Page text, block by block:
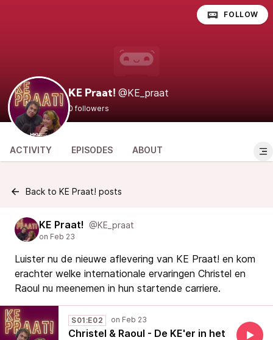
KE Praat! @KE_praat
0 followers
FOLLOW
ACTIVITY EPISODES ABOUT
Back to KE Praat! posts
KE Praat! @KE_praat
Luister nu de nieuwe aflevering van KE Praat! en kom
erachter welke internationale ervaringen Christel en
Raoul nu meenemen in hun startende carriere.
S01:E02
Christel & Raoul - De KE'er in het